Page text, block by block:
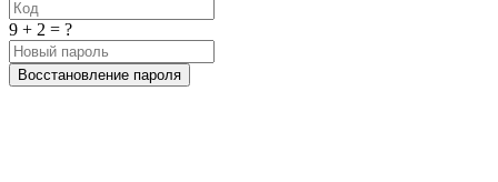
9 + 2 = ?
Восстановление пароля